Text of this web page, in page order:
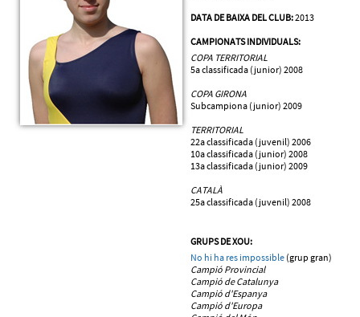
DATA DE BAIXA DEL CLUB:2013
CAMPIONATS INDIVIDUALS:
COPA TERRITORIAL
5a classificada (junior) 2008
COPA GIRONA
Subcampiona (junior) 2009
TERRITORIAL
22a classificada (juvenil) 2006
10a classificada (junior) 2008
13a classificada (junior) 2009
CATALÀ
25a classificada (juvenil) 2008
GRUPS DE XOU:
No hi ha res impossible (grup gran)
Campió Provincial
Campió de Catalunya
Campió d'Espanya
Campió d'Europa